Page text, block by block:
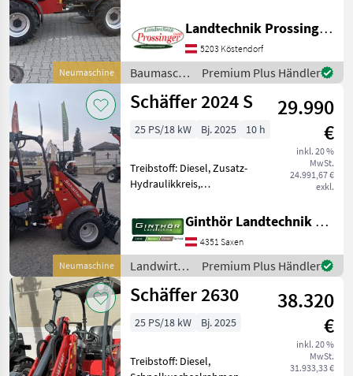
Neumaschine
Landmaschine:
Hydrostatgetriebe, hydr.
Geräteverriegelung, Kabine,
Schnellwechselrahmen,
Zugmaul, Zusatz-Hydrau
Landtechnik Prossinger GmbH
5203 Köstendorf
Baumaschinen
/ Schäffer
Premium Plus Händler
Neumaschine
Schäffer 2024 S
29.990
€
inkl. 20 %
MwSt.
24.991,67 €
exkl.
25 PS/18 kW Bj. 2025 10 h
Treibstoff: Diesel, Zusatz-
Hydraulikkreis,
hydr. Geräteverriegelung
Der Schäffer Lader Hoflader
2024 S + 3 Zylinder Kubota
Motor + Hydrostat
Ginthör Landtechnik GmbH
4351 Saxen
Landwirtsch.
Motorfahrzeuge
/ Schäffer
Premium Plus Händler
Schäffer 2630
38.320
€
inkl. 20 %
MwSt.
31.933,33 €
25 PS/18 kW Bj. 2025
Treibstoff: Diesel,